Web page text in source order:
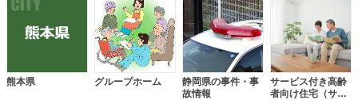
熊本県 グループホーム
静岡県の事件・事
故情報
サービス付き高齢
者向け住宅（サ高